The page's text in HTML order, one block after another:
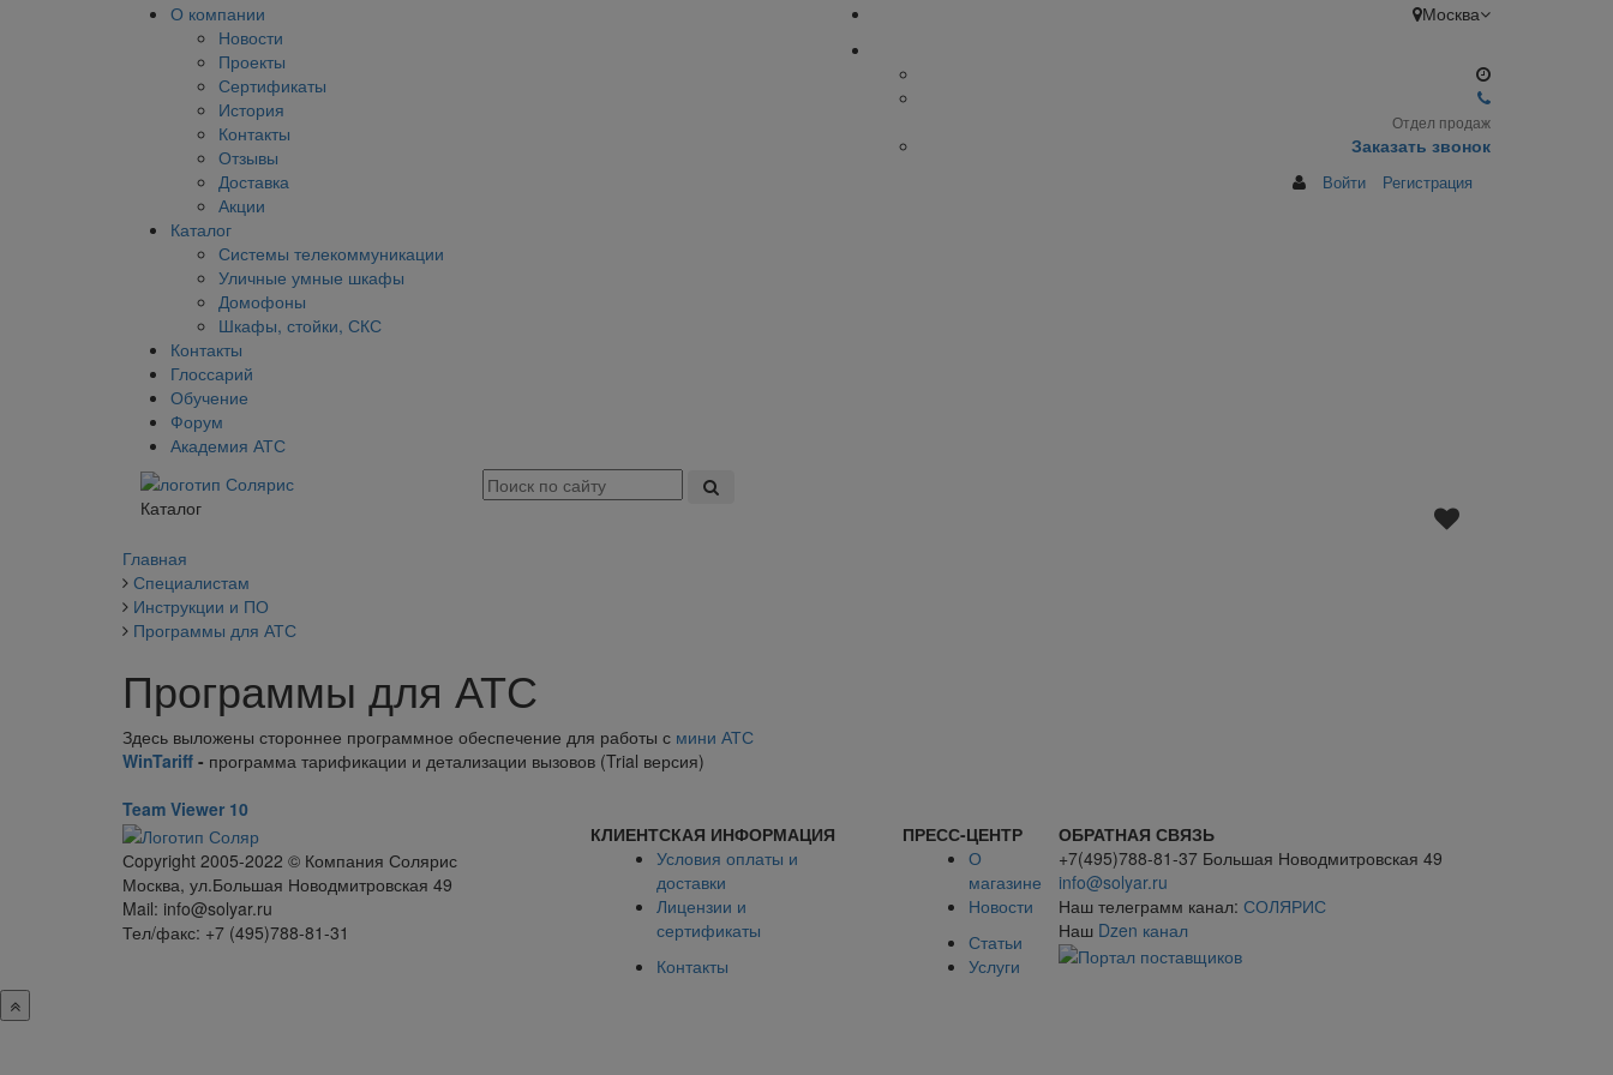
О компании
Новости
Проекты
Сертификаты
История
Контакты
Отзывы
Доставка
Акции
Каталог
Системы телекоммуникации
Уличные умные шкафы
Домофоны
Шкафы, стойки, СКС
Контакты
Глоссарий
Обучение
Форум
Академия АТС
Москва
Отдел продаж
Заказать звонок
Войти Регистрация
Каталог
Главная
Специалистам
Инструкции и ПО
Программы для АТС
Программы для АТС
Здесь выложены стороннее программное обеспечение для работы с мини АТС
WinTariff - программа тарификации и детализации вызовов (Trial версия)
Team Viewer 10
Сopyright 2005-2022 © Компания Солярис
Москва, ул.Большая Новодмитровская 49
Mail: info@solyar.ru
Тел/факс: +7 (495)788-81-31
КЛИЕНТСКАЯ ИНФОРМАЦИЯ ПРЕСС-ЦЕНТР
ОБРАТНАЯ СВЯЗЬ
Условия оплаты и
доставки
Лицензии и
сертификаты
Контакты
О
магазине
Новости
Статьи
Услуги
+7(495)788-81-37 Большая Новодмитровская 49
info@solyar.ru
Наш телеграмм канал: СОЛЯРИС
Наш Dzen канал